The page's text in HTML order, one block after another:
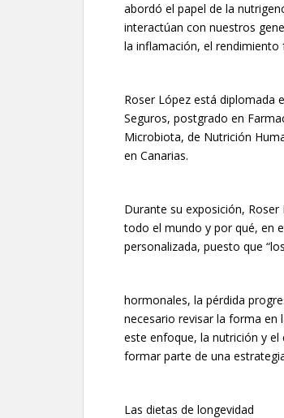
abordó el papel de la
interactúan con nuestros
la inflamación, el rendimiento
Roser López está diplomada
Seguros, postgrado en
Microbiota, de Nutrición
en Canarias.
Durante su exposición,
todo el mundo y por qué, en
personalizada, puesto que
hormonales, la pérdida
necesario revisar la forma en
este enfoque, la nutrición y
formar parte de una
Las dietas de longevidad